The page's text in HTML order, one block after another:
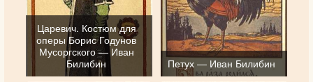
Царевич. Костюм для
оперы Борис Годунов
Мусоргского — Иван
Билибин
Петух — Иван Билибин